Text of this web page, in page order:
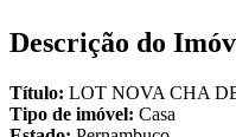
Descrição do
Título: LOT NOVA CHA
Tipo de imóvel: Casa